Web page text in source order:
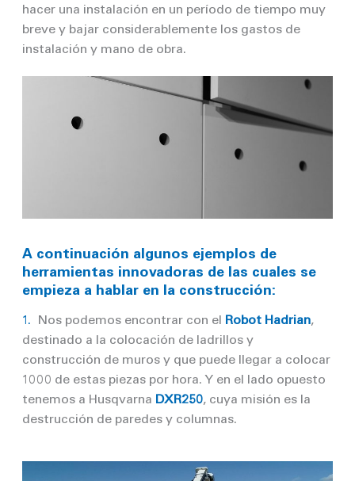
hacer una instalación en un período de tiempo muy
breve y bajar considerablemente los gastos de
instalación y mano de obra.
A continuación algunos ejemplos de
herramientas innovadoras de las cuales se
empieza a hablar en la construcción:
1. Nos podemos encontrar con el Robot Hadrian,
destinado a la colocación de ladrillos y
construcción de muros y que puede llegar a colocar
1000 de estas piezas por hora. Y en el lado opuesto
tenemos a Husqvarna DXR250, cuya misión es la
destrucción de paredes y columnas.